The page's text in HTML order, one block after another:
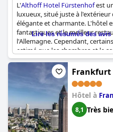
L'Althoff Hotel Fürstenhofest
luxueux, situé juste à
élégante et charmante. L'hôtel
fantastiques et le meilleur
l'Allemagne. Cependant,
estimé que les chambres et le
normes d'un hôtel 5 étoiles.
donnés lors du départ, aucune
résoudre les problèmes
toujours offrir un séjour
recherchent une expérience
Lire les résumés des
Hôtel à
8,1 Très